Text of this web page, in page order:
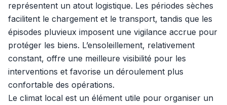
représentent un atout logistique. Les périodes sèches
facilitent le chargement et le transport, tandis que les
épisodes pluvieux imposent une vigilance accrue pour
protéger les biens. L’ensoleillement, relativement
constant, offre une meilleure visibilité pour les
interventions et favorise un déroulement plus
confortable des opérations.
Le climat local est un élément utile pour organiser un